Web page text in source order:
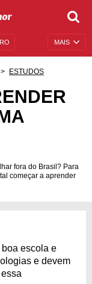
MAIS
ESTUDOS
fora do Brasil? Para
começar a aprender
escola e
e devem